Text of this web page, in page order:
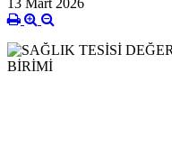
13 Mart 2026